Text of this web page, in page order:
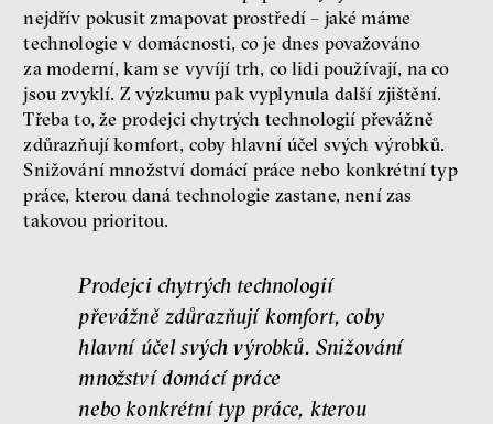
nejdřív pokusit zmapovat prostředí – jaké máme
technologie v domácnosti, co je dnes považováno
za moderní, kam se vyvíjí trh, co lidi používají, na co
jsou zvyklí. Z výzkumu pak vyplynula další zjištění.
Třeba to, že prodejci chytrých technologií převážně
zdůrazňují komfort, coby hlavní účel svých výrobků.
Snižování množství domácí práce nebo konkrétní typ
práce, kterou daná technologie zastane, není zas
takovou prioritou.
Prodejci chytrých technologií
převážně zdůrazňují komfort, coby
hlavní účel svých výrobků. Snižování
množství domácí práce
nebo konkrétní typ práce, kterou